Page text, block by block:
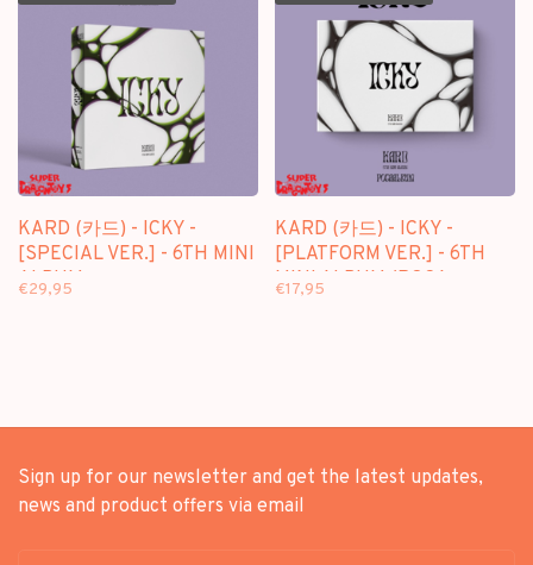
KARD (카드) - ICKY -
[SPECIAL VER.] - 6TH MINI
ALBUM
€29,95
KARD (카드) - ICKY -
[PLATFORM VER.] - 6TH
MINI ALBUM (POCA
€17,95
Sign up for our newsletter and get the latest updates,
news and product offers via email